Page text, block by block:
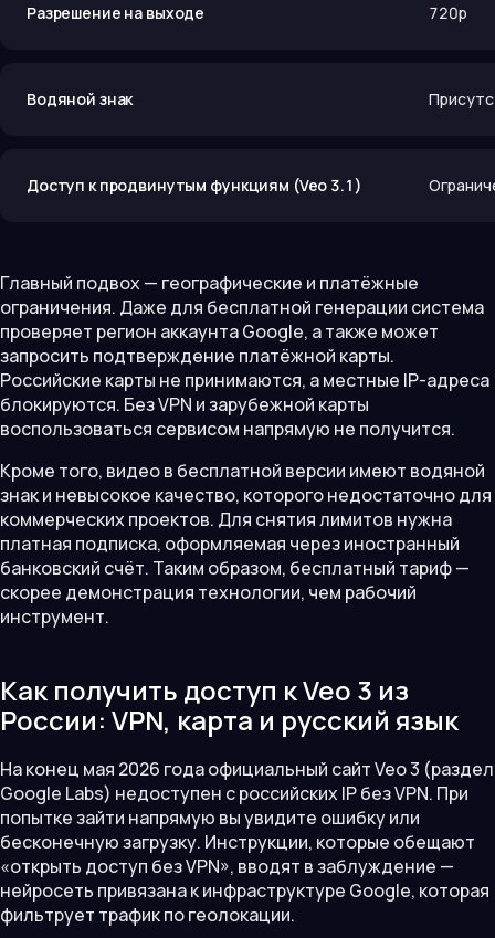
Разрешение на выходе 720p
Водяной знак
Доступ к продвинутым функциям (Veo 3.1)
Главный подвох — географические и платёжные
ограничения. Даже для бесплатной генерации система
проверяет регион аккаунта Google, а также может
запросить подтверждение платёжной карты.
Российские карты не принимаются, а местные IP-адреса
блокируются. Без VPN и зарубежной карты
воспользоваться сервисом напрямую не получится.
Кроме того, видео в бесплатной версии имеют водяной
знак и невысокое качество, которого недостаточно для
коммерческих проектов. Для снятия лимитов нужна
платная подписка, оформляемая через иностранный
банковский счёт. Таким образом, бесплатный тариф —
скорее демонстрация технологии, чем рабочий
инструмент.
Как получить доступ к Veo 3 из
России: VPN, карта и русский язык
На конец мая 2026 года официальный сайт Veo 3 (раздел
Google Labs) недоступен с российских IP без VPN. При
попытке зайти напрямую вы увидите ошибку или
бесконечную загрузку. Инструкции, которые обещают
«открыть доступ без VPN», вводят в заблуждение —
нейросеть привязана к инфраструктуре Google, которая
фильтрует трафик по геолокации.